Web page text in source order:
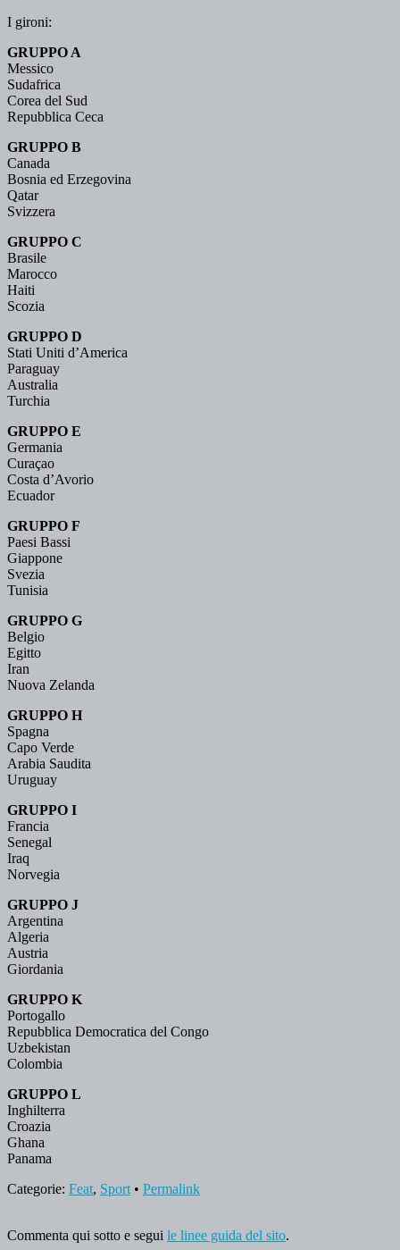
I gironi:
GRUPPO A
Messico
Sudafrica
Corea del Sud
Repubblica Ceca
GRUPPO B
Canada
Bosnia ed Erzegovina
Qatar
Svizzera
GRUPPO C
Brasile
Marocco
Haiti
Scozia
GRUPPO D
Stati Uniti d’America
Paraguay
Australia
Turchia
GRUPPO E
Germania
Curaçao
Costa d’Avorio
Ecuador
GRUPPO F
Paesi Bassi
Giappone
Svezia
Tunisia
GRUPPO G
Belgio
Egitto
Iran
Nuova Zelanda
GRUPPO H
Spagna
Capo Verde
Arabia Saudita
Uruguay
GRUPPO I
Francia
Senegal
Iraq
Norvegia
GRUPPO J
Argentina
Algeria
Austria
Giordania
GRUPPO K
Portogallo
Repubblica Democratica del Congo
Uzbekistan
Colombia
GRUPPO L
Inghilterra
Croazia
Ghana
Panama
Categorie: Feat, Sport • Permalink
Commenta qui sotto e segui le linee guida del sito.